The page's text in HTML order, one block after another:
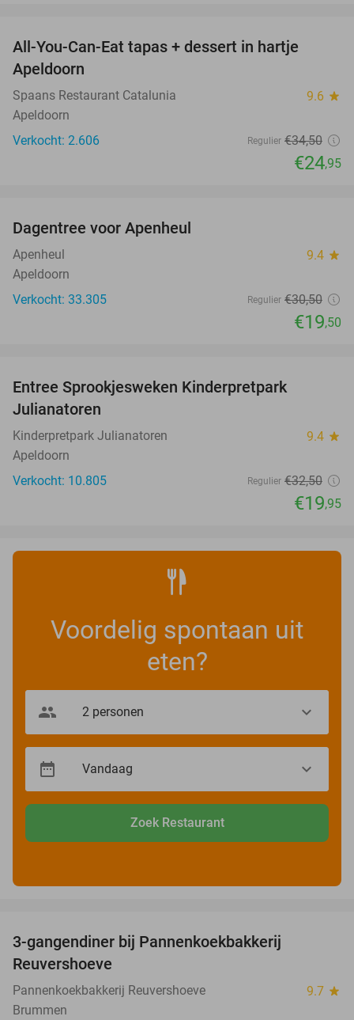
All-You-Can-Eat tapas + dessert in hartje
Apeldoorn
Spaans Restaurant Catalunia 9.6 star
Apeldoorn
Verkocht: 2.606
Regulier €34,50
€24,95
Dagentree voor Apenheul
Apenheul 9.4 star
Apeldoorn
Verkocht: 33.305
Regulier €30,50
€19,50
Entree Sprookjesweken Kinderpretpark
Julianatoren
Kinderpretpark Julianatoren 9.4 star
Apeldoorn
Verkocht: 10.805
Regulier €32,50
€19,95
Voordelig spontaan uit
eten?
Zoek Restaurant
3-gangendiner bij Pannenkoekbakkerij
Reuvershoeve
Pannenkoekbakkerij Reuvershoeve 9.7 star
Brummen